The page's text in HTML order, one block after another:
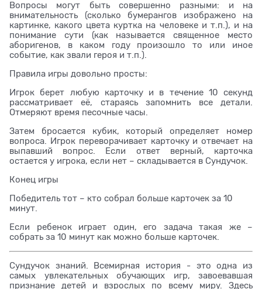
Вопросы могут быть совершенно разными: и на
внимательность (сколько бумерангов изображено на
картинке, какого цвета куртка на человеке и т.п.), и на
понимание сути (как называется священное место
аборигенов, в каком году произошло то или иное
событие, как звали героя и т.п.).
Правила игры довольно просты:
Игрок берет любую карточку и в течение 10 секунд
рассматривает её, стараясь запомнить все детали.
Отмеряют время песочные часы.
Затем бросается кубик, который определяет номер
вопроса. Игрок переворачивает карточку и отвечает на
выпавший вопрос. Если ответ верный, карточка
остается у игрока, если нет – складывается в Сундучок.
Конец игры
Победитель тот – кто собрал больше карточек за 10
минут.
Если ребенок играет один, его задача такая же –
собрать за 10 минут как можно больше карточек.
Сундучок знаний. Всемирная история - это одна из
самых увлекательных обучающих игр, завоевавшая
признание детей и взрослых по всему миру. Здесь